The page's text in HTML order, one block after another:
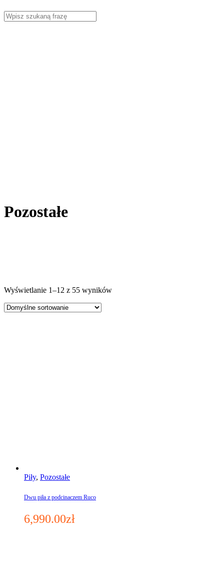
Pozostałe
Wyświetlanie 1–12 z 55 wyników
Piły, Pozostałe
Dwu piła z podcinaczem Ruco
6,990.00zł